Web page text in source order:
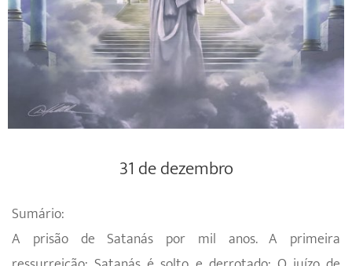
31 de dezembro
Sumário:
A prisão de Satanás por mil anos. A primeira